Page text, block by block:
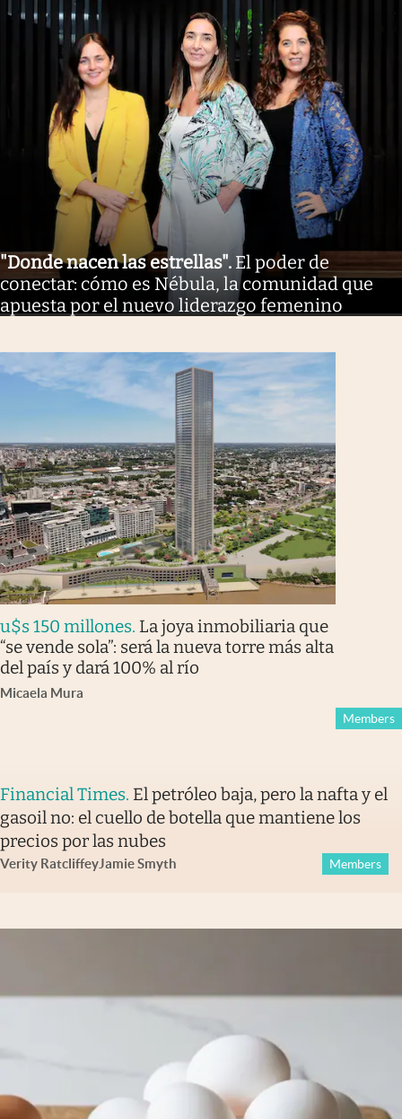
"Donde nacen las estrellas". El poder de
conectar: cómo es Nébula, la comunidad que
apuesta por el nuevo liderazgo femenino
u$s 150 millones. La joya inmobiliaria que
“se vende sola”: será la nueva torre más alta
del país y dará 100% al río
Micaela Mura
Members
Financial Times. El petróleo baja, pero la nafta y el
gasoil no: el cuello de botella que mantiene los
precios por las nubes
Verity RatcliffeyJamie Smyth Members